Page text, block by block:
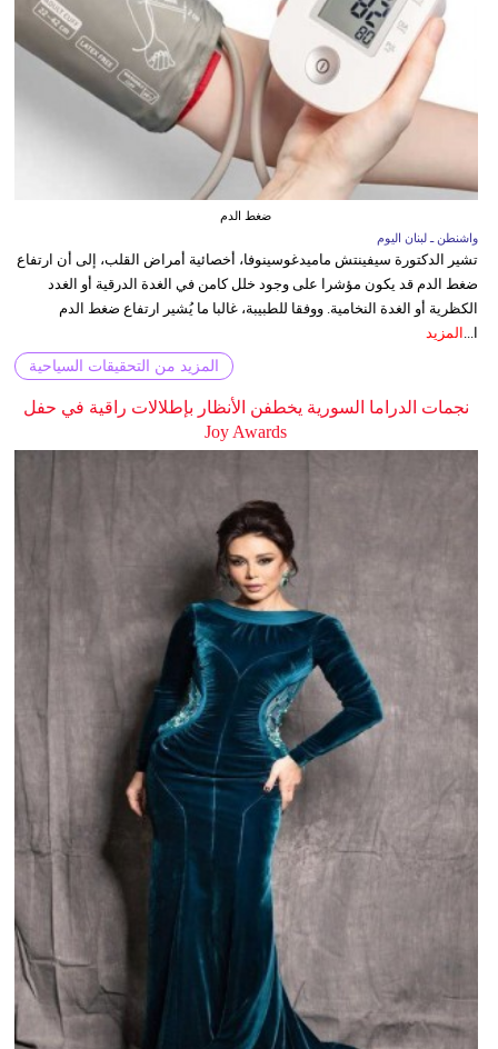
ضغط الدم
واشنطن ـ لبنان اليوم
تشير الدكتورة سيفينتش ماميدغوسينوفا، أخصائية أمراض القلب، إلى أن ارتفاع
ضغط الدم قد يكون مؤشرا على وجود خلل كامن في الغدة الدرقية أو الغدد
الكظرية أو الغدة النخامية. ووفقا للطبيبة، غالبا ما يُشير ارتفاع ضغط الدم
ا... المزيد
المزيد من التحقيقات السياحية
نجمات الدراما السورية يخطفن الأنظار بإطلالات راقية في حفل
Joy Awards